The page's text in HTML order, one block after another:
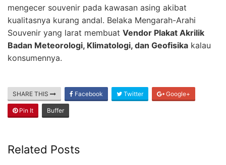
mengecer souvenir pada kawasan asing akibat
kualitasnya kurang andal. Belaka Mengarah-Arahi
Souvenir yang larat membuat Vendor Plakat Akrilik
Badan Meteorologi, Klimatologi, dan Geofisika kalau
konsumennya.
SHARE THIS Facebook Twitter Google+
Pin It Buffer
Related Posts